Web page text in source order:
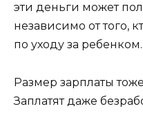
эти деньги может
независимо от того,
по уходу за ребенком.
Размер зарплаты
Заплатят даже